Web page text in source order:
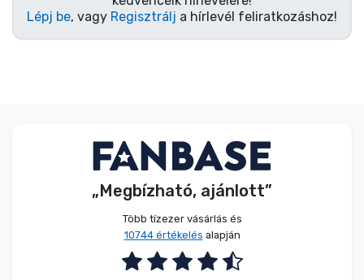
Lépj be, vagy Regisztrálj a hírlevél feliratkozáshoz!
„Megbízható, ajánlott”
Több tízezer vásárlás és
10744 értékelés alapján
Terméktípusok